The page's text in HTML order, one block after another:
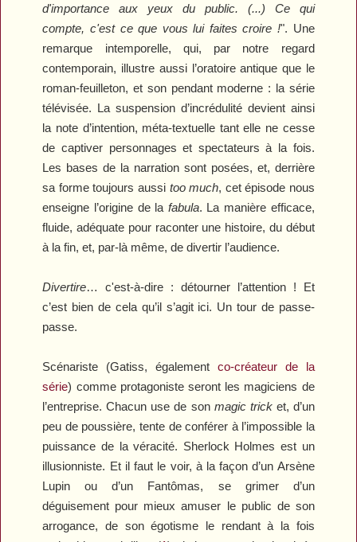
d'importance aux yeux du public. (...) Ce qui
compte, c'est ce que vous lui faites croire !". Une
remarque intemporelle, qui, par notre regard
contemporain, illustre aussi l’oratoire antique que le
roman-feuilleton, et son pendant moderne : la série
télévisée. La suspension d’incrédulité devient ainsi
la note d’intention, méta-textuelle tant elle ne cesse
de captiver personnages et spectateurs à la fois.
Les bases de la narration sont posées, et, derrière
sa forme toujours aussi too much, cet épisode nous
enseigne l’origine de la fabula. La manière efficace,
fluide, adéquate pour raconter une histoire, du début
à la fin, et, par-là même, de divertir l’audience.
Divertire… c'est-à-dire : détourner l’attention ! Et
c’est bien de cela qu’il s’agit ici. Un tour de passe-
passe.
Scénariste (Gatiss, également co-créateur de la
série) comme protagoniste seront les magiciens de
l’entreprise. Chacun use de son magic tricket, d’un
peu de poussière, tente de conférer à l’impossible la
puissance de la véracité. Sherlock Holmes est un
illusionniste. Et il faut le voir, à la façon d’un Arsène
Lupin ou d’un Fantômas, se grimer d’un
déguisement pour mieux amuser le public de son
arrogance, de son égotisme le rendant à la fois